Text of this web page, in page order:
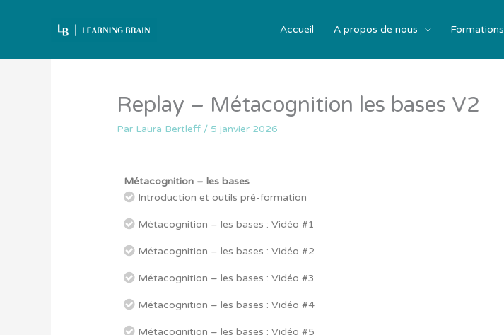
Accueil A propos de nous Formations
Replay – Métacognition les bases V2
Par Laura Bertleff / 5 janvier 2026
Métacognition – les bases
Introduction et outils pré-formation
Métacognition – les bases : Vidéo #1
Métacognition – les bases : Vidéo #2
Métacognition – les bases : Vidéo #3
Métacognition – les bases : Vidéo #4
Métacognition – les bases : Vidéo #5